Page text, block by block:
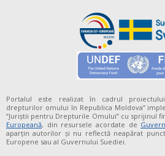
Portalul este realizat în cadrul
drepturilor omului în Republica Moldova”
”Juriștii pentru Drepturile Omului” cu sprijinul
Europeană, din resursele acordate de
aparţin autorilor şi nu reflectă neapărat
Europene sau al Guvernului Suediei.